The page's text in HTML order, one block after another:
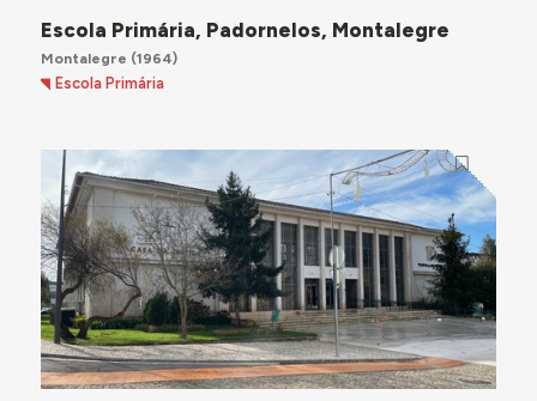
Escola Primária, Padornelos, Montalegre
Montalegre (1964)
Escola Primária